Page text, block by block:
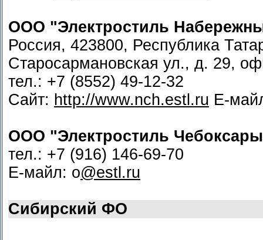
ООО "Электростиль
Россия, 423800, Республика
Старосармановская ул., д. 29,
тел.: +7 (8552) 49-12-32
Сайт: http://www.nch.estl.ru Е-
ООО "Электростиль
тел.: +7 (916) 146-69-70
Е-майл: o@estl.ru
Сибирский ФО